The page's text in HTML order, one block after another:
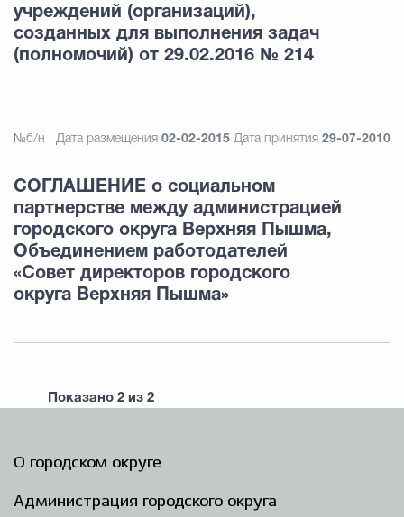
учреждений (организаций),
созданных для выполнения задач
(полномочий) от 29.02.2016 № 214
№б/н Дата размещения 02-02-2015 Дата принятия 29-07-2010
СОГЛАШЕНИЕ о социальном
партнерстве между администрацией
городского округа Верхняя Пышма,
Объединением работодателей
«Совет директоров городского
округа Верхняя Пышма»
Показано 2 из 2
О городском округе
Администрация городского округа